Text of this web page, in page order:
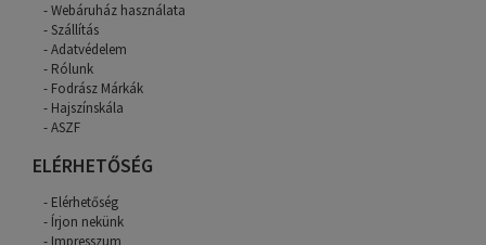
Webáruház használata
Szállítás
Adatvédelem
Rólunk
Fodrász Márkák
Hajszínskála
ASZF
ELÉRHETŐSÉG
Elérhetőség
Írjon nekünk